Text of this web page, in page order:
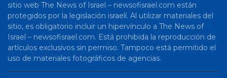
sitio web The News of Israel – newsofisrael.com están
protegidos por la legislación israelí. Al utilizar materiales del
sitio, es obligatorio incluir un hipervínculo a The News of
Israel – newsofisrael.com. Está prohibida la reproducción de
artículos exclusivos sin permiso. Tampoco está permitido el
uso de materiales fotográficos de agencias.